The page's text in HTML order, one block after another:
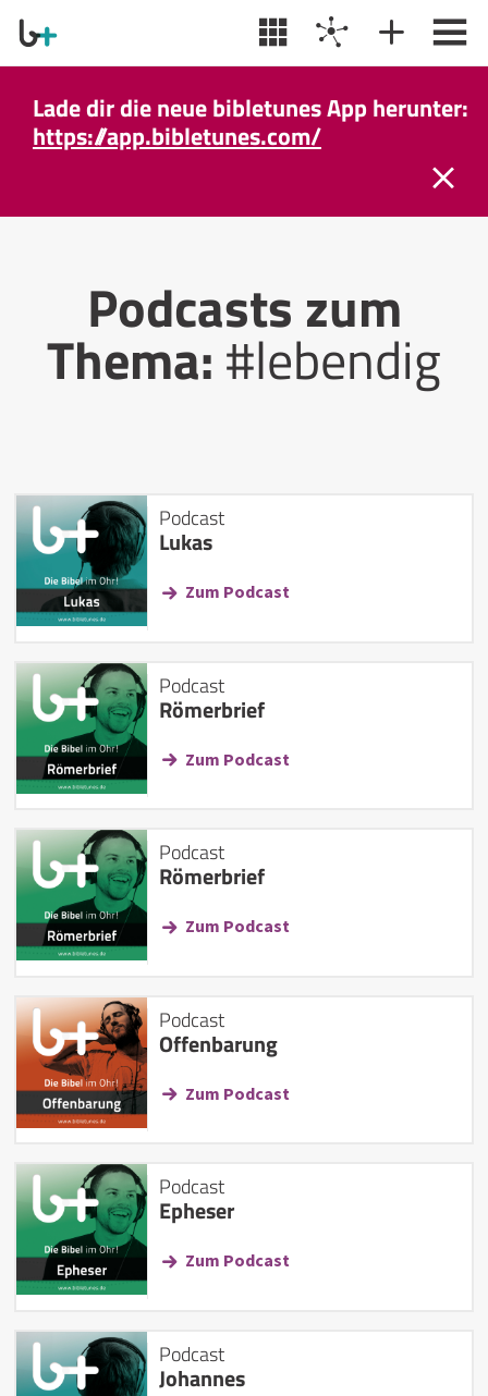
Lade dir die neue bibletunes App herunter:
https://app.bibletunes.com/
Podcasts zum
Thema:#lebendig
Podcast
Lukas
Zum Podcast
Podcast
Römerbrief
Zum Podcast
Podcast
Römerbrief
Zum Podcast
Podcast
Offenbarung
Zum Podcast
Podcast
Epheser
Zum Podcast
Podcast
Johannes